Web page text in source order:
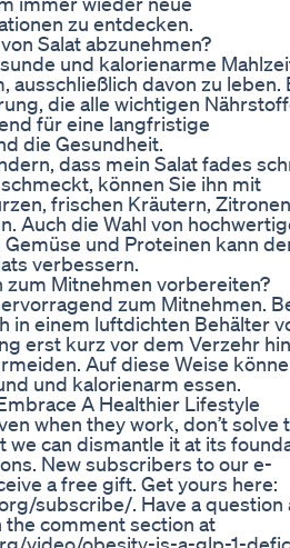
zu entdecken.
Salat abzunehmen?
und kalorienarme
ausschließlich davon zu leben.
die alle wichtigen
für eine langfristige
die Gesundheit.
dass mein Salat fades
können Sie ihn mit
frischen Kräutern,
Auch die Wahl von
und Proteinen kann
verbessern.
zum Mitnehmen vorbereiten?
zum Mitnehmen.
in einem luftdichten Behälter
erst kurz vor dem Verzehr
Auf diese Weise
und kalorienarm essen.
A Healthier Lifestyle
when they work, don’t solve
can dismantle it at its
New subscribers to our e-
a free gift. Get yours here:
subscribe/. Have a question
the comment section at
video/obesity-is-a-glp-1-